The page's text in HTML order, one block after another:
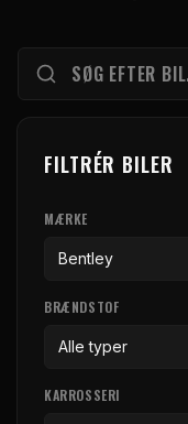
SUPERBILER
SØG
FILTRÉR BILER
MÆRKE
Bentley
BRÆNDSTOF
Alle typer
KARROSSERI